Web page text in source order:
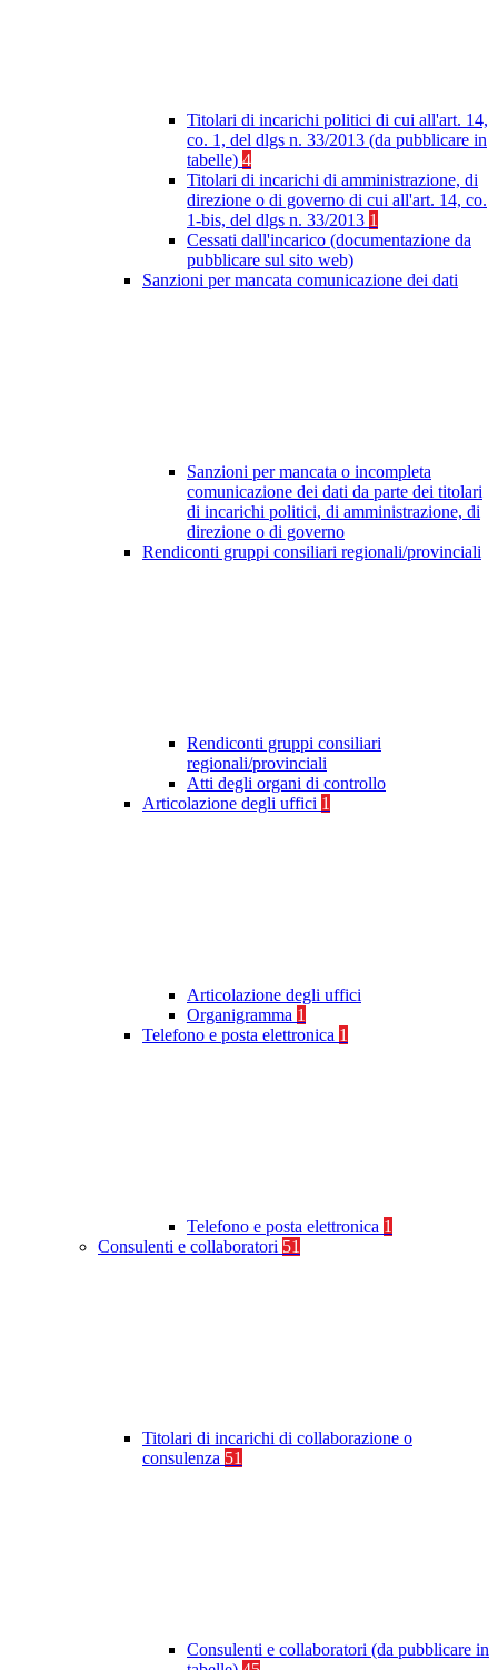
Titolari di incarichi politici di cui all'art. 14,
co. 1, del dlgs n. 33/2013 (da pubblicare in
tabelle) 4
Titolari di incarichi di amministrazione, di
direzione o di governo di cui all'art. 14, co.
1-bis, del dlgs n. 33/2013 1
Cessati dall'incarico (documentazione da
pubblicare sul sito web)
Sanzioni per mancata comunicazione dei dati
Sanzioni per mancata o incompleta
comunicazione dei dati da parte dei titolari
di incarichi politici, di amministrazione, di
direzione o di governo
Rendiconti gruppi consiliari regionali/provinciali
Rendiconti gruppi consiliari
regionali/provinciali
Atti degli organi di controllo
Articolazione degli uffici 1
Articolazione degli uffici
Organigramma 1
Telefono e posta elettronica 1
Telefono e posta elettronica 1
Consulenti e collaboratori 51
Titolari di incarichi di collaborazione o
consulenza 51
Consulenti e collaboratori (da pubblicare in